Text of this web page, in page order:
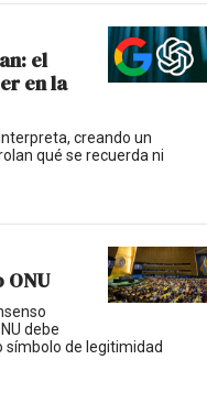
el
en la
creando un
qué se recuerda ni
ONU
debe
símbolo de legitimidad